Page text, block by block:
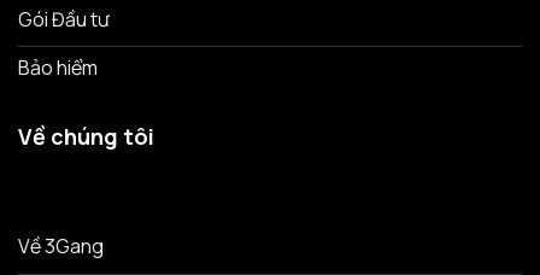
Gói Đầu tư
Bảo hiểm
Về chúng tôi
Về 3Gang